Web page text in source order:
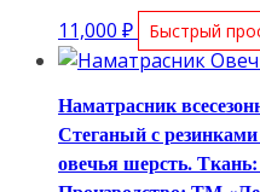
11,000 ₽ Быстрый
Наматрасник
Стеганый с
овечья шерсть.